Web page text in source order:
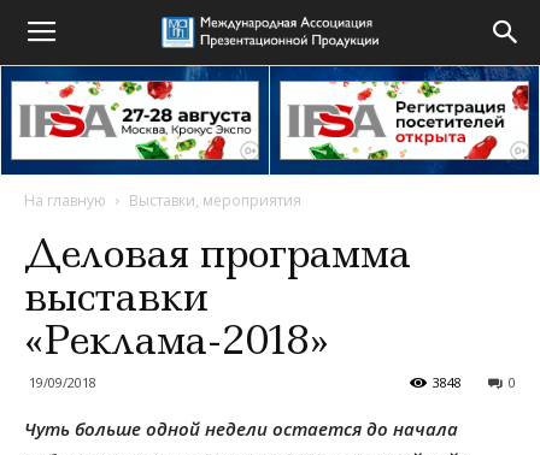
На главную Выставки, мероприятия
Деловая программа
выставки
«Реклама-2018»
19/09/2018 0
3848
Чуть больше одной недели остается до начала